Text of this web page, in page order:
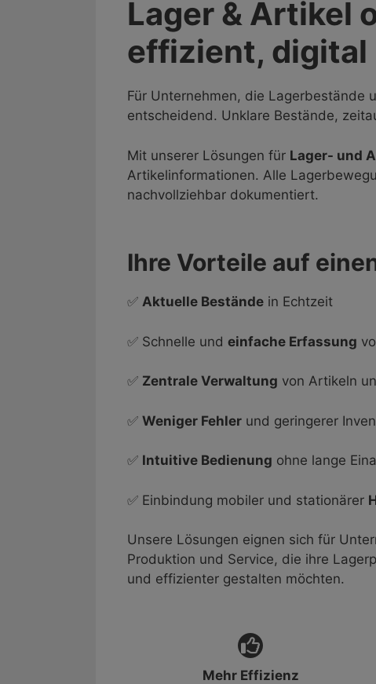
Lager & Artikel
effizient, digital
Für Unternehmen, die Lagerbestände
entscheidend. Unklare Bestände,
Mit unserer Lösungen für Lager- und
Artikelinformationen. Alle
nachvollziehbar dokumentiert.
Ihre Vorteile auf
✅ Aktuelle Bestände in Echtzeit
✅ Schnelle und einfache Erfassung
✅ Zentrale Verwaltung von Artikeln
✅ Weniger Fehler und geringerer
✅ Intuitive Bedienung ohne lange
✅ Einbindung mobiler und stationärer
Unsere Lösungen eignen sich für
Produktion und Service, die ihre
und effizienter gestalten möchten.
Mehr Effizienz